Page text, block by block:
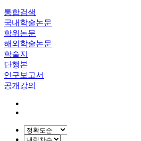
통합검색
국내학술논문
학위논문
해외학술논문
학술지
단행본
연구보고서
공개강의